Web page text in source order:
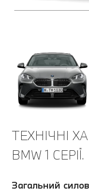
ТЕХНІЧНІ
BMW 1 СЕРІЇ.
Загальний